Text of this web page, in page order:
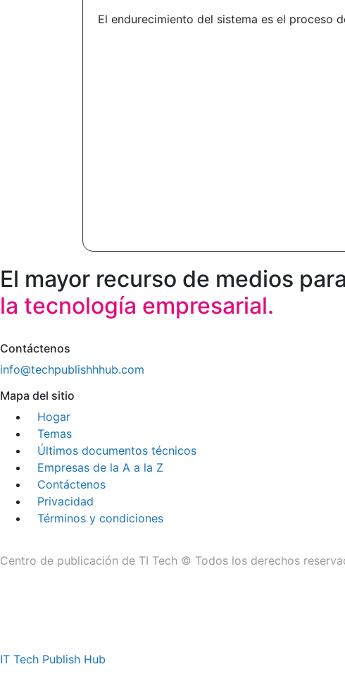
El endurecimiento del sistema es el proceso
El mayor recurso de medios para
la tecnología empresarial.
Contáctenos
info@techpublishhhub.com
Mapa del sitio
Hogar
Temas
Últimos documentos técnicos
Empresas de la A a la Z
Contáctenos
Privacidad
Términos y condiciones
Centro de publicación de TI Tech © Todos los derechos
IT Tech Publish Hub